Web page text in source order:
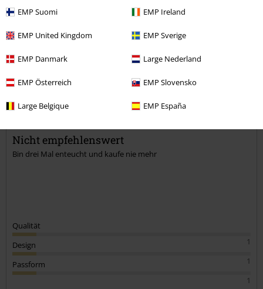
EMP Suomi EMP Ireland
EMP United Kingdom EMP Sverige
EMP Danmark Large Nederland
EMP Österreich EMP Slovensko
Large Belgique EMP España
Kommentieren
Kommentar jetzt abschicken!
Geschrieben am: Sonntag, 10.05.2026
Nicht empfehlenswert
Bin drei Mal enteucht und kaufe nie mehr
Qualität
1
Design
1
Passform
1